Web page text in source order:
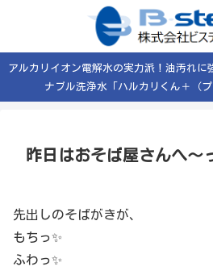
アルカリイオン電解水の実力派！油汚れに
ナブル洗浄水「ハルカリくん＋（
昨日はおそば屋さんへ〜
先出しのそばがきが、
もちっ✨
ふわっ✨